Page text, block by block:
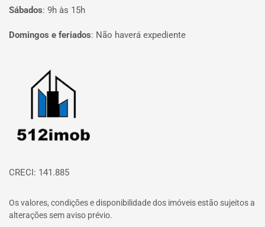
Sábados: 9h às 15h
Domingos e feriados: Não haverá expediente
Página inicial
CRECI: 141.885
Os valores, condições e disponibilidade dos imóveis estão sujeitos a
alterações sem aviso prévio.